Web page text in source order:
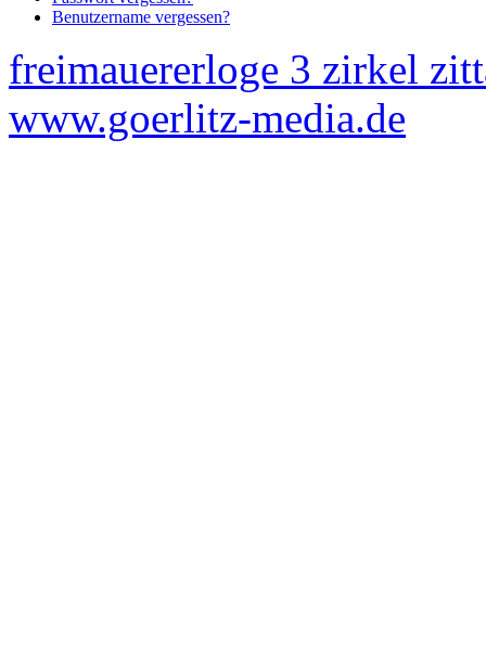
Benutzername vergessen?
freimauererloge 3 zirkel
www.goerlitz-media.de